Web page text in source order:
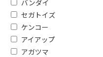
バンダイ
セガトイズ
ケンコー
アイアップ
アガツマ